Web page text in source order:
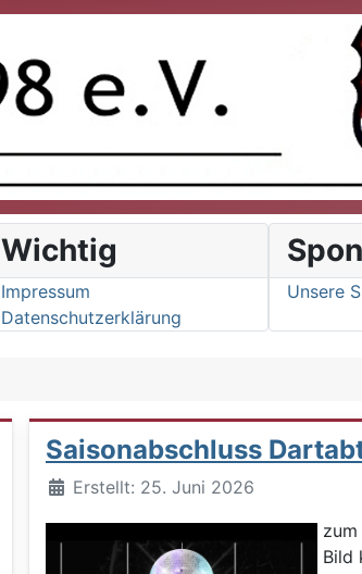
Wichtig
Impressum
Datenschutzerklärung
Unsere
Saisonabschluss
DetailsErstellt: 25. Juni 2026
Bild